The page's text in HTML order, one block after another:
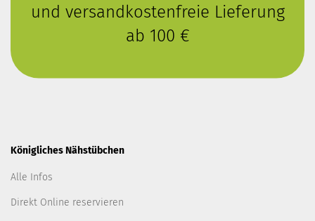
und versandkostenfreie Lieferung
ab 100 €
Königliches Nähstübchen
Alle Infos
Direkt Online reservieren